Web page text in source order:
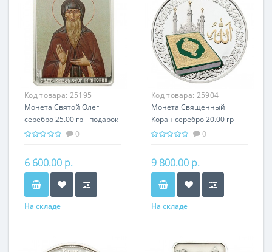
Код товара: 25195
Монета Святой Олег
серебро 25.00 гр - подарок
икона имени0
6 600.00 р.
На складе
Код товара: 25904
Монета Священный
Кoран серебро 20.00 гр -
религия Ислам
0
9 800.00 р.
На складе